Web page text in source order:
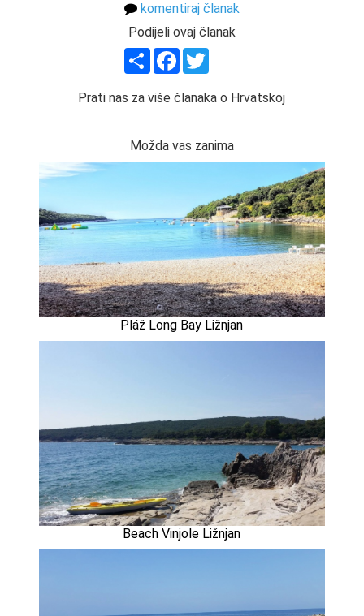
komentiraj članak
Podijeli ovaj članak
ShareFacebook
Prati nas za više članaka o Hrvatskoj
Možda vas zanima
Pláž Long Bay Ližnjan
Beach Vinjole Ližnjan